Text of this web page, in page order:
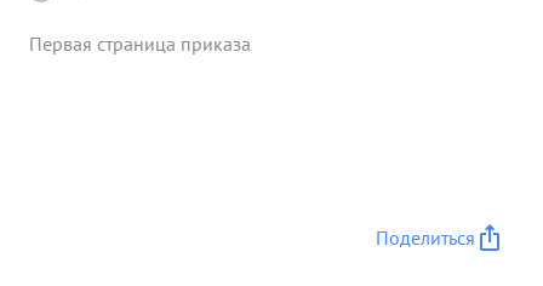
Первая страница приказа
Поделиться